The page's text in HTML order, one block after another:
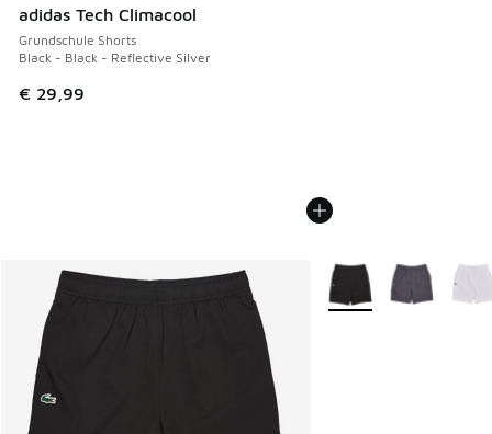
adidas Tech Climacool
Grundschule Shorts
Black - Black - Reflective Silver
€ 29,99
Weitere Farben